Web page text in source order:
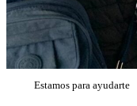
Estamos para ayudarte